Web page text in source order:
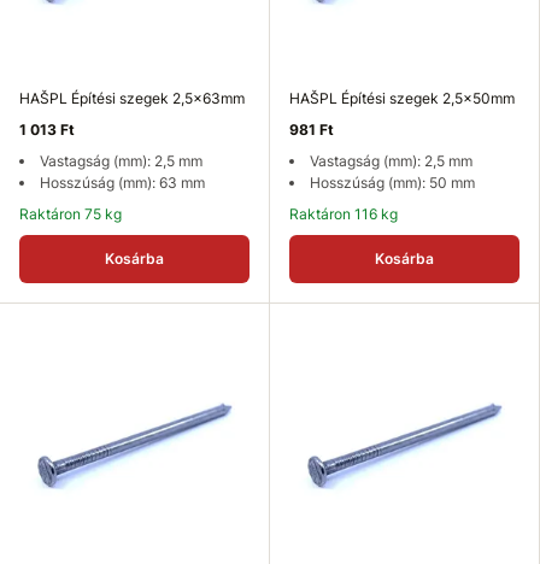
HAŠPL Építési szegek 2,5x63mm
1 013 Ft
Vastagság (mm): 2,5 mm
Hosszúság (mm): 63 mm
Raktáron 75 kg
Kosárba
HAŠPL Építési szegek 2,5x50mm
981 Ft
Vastagság (mm): 2,5 mm
Hosszúság (mm): 50 mm
Raktáron 116 kg
Kosárba